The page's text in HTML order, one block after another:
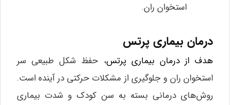
استخوان ران.
درمان بیماری پرتس
هدف از درمان بیماری پرتس، حفظ شکل طبیعی سر
استخوان ران و جلوگیری از مشکلات حرکتی در آینده است.
روش‌های درمانی بسته به سن کودک و شدت بیماری